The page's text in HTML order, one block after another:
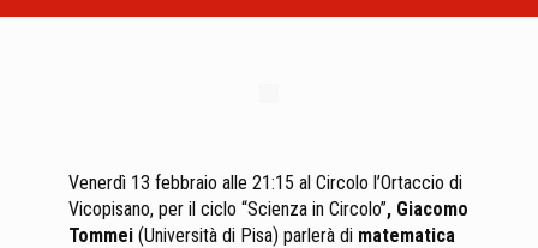
Venerdì 13 febbraio alle 21:15 al Circolo l’Ortaccio di
Vicopisano, per il ciclo “Scienza in Circolo”, Giacomo
Tommei (Università di Pisa) parlerà di matematica